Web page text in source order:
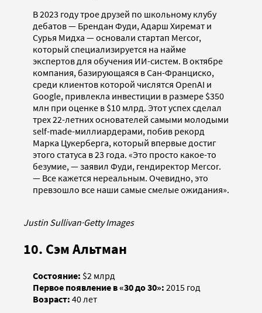
В 2023 году трое друзей по школьному клубу
дебатов — Брендан Фуди, Адарш Хиремат и
Сурья Мидха — основали стартап Mercor,
который специализируется на найме
экспертов для обучения ИИ-систем. В октябре
компания, базирующаяся в Сан-Франциско,
среди клиентов которой числятся OpenAI и
Google, привлекла инвестиции в размере $350
млн при оценке в $10 млрд. Этот успех сделал
трех 22-летних основателей самыми молодыми
self-made-миллиардерами, побив рекорд
Марка Цукерберга, который впервые достиг
этого статуса в 23 года. «Это просто какое-то
безумие, — заявил Фуди, гендиректор Mercor.
— Все кажется нереальным. Очевидно, это
превзошло все наши самые смелые ожидания».
Justin Sullivan·Getty Images
10. Сэм Альтман
Состояние: $2 млрд
Первое появление в «30 до 30»: 2015 год
Возраст: 40 лет